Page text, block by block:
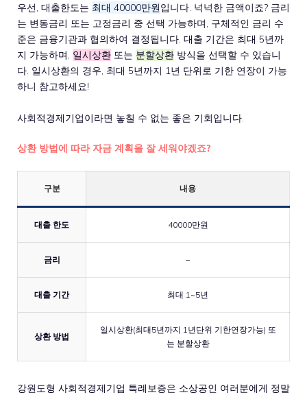
우선, 대출한도는 최대 40000만원입니다. 넉넉한 금액이죠? 금리
는 변동금리 또는 고정금리 중 선택 가능하며, 구체적인 금리 수
준은 금융기관과 협의하여 결정됩니다. 대출 기간은 최대 5년까
지 가능하며, 일시상환 또는 분할상환 방식을 선택할 수 있습니
다. 일시상환의 경우, 최대 5년까지 1년 단위로 기한 연장이 가능
하니 참고하세요!
사회적경제기업이라면 놓칠 수 없는 좋은 기회입니다.
상환 방법에 따라 자금 계획을 잘 세워야겠죠?
구분 내용
대출 한도 40000만원
금리 –
대출 기간 최대 1~5년
상환 방법
일시상환(최대5년까지 1년단위 기한연장가능) 또
는 분할상환
강원도형 사회적경제기업 특례보증은 소상공인 여러분에게 정말